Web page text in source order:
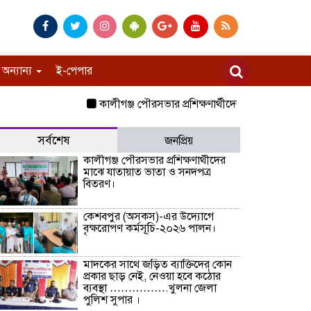
অন্যান্য ই-পেপার
কালীগঞ্জ পৌরসভার প্রশিক্ষণার্থীদের মাঝে যাতায়াত
সর্বশেষ
জনপ্রিয়
কালীগঞ্জ পৌরসভার প্রশিক্ষণার্থীদের
মাঝে যাতায়াত ভাতা ও সনদপত্র
বিতরণ।
কেশবপুর (অসকস)-এর উদ্যোগে
বৃক্ষরোপণ কর্মসূচি-২০২৬ পালন।
মাদকের সাথে জড়িত ব্যাক্তিদের কোন
প্রকার ছাড় নেই, নেওয়া হবে কঠোর
ব্যবস্থা …………….খুলনা জেলা
পুলিশ সুপার ।